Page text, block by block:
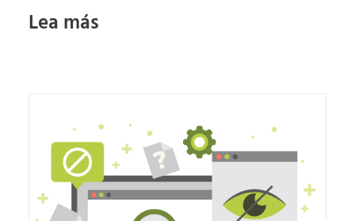
Lea más